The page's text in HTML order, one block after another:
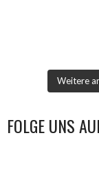
Weitere
FOLGE UNS